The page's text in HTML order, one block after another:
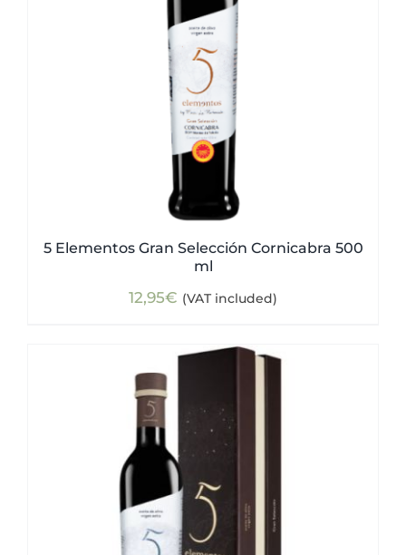
5 Elementos Gran Selección Cornicabra 500
ml
12,95€ (VAT included)